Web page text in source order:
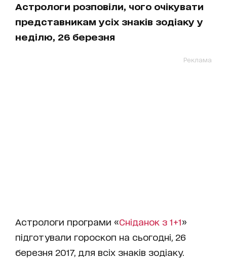
Астрологи розповіли, чого очікувати
представникам усіх знаків зодіаку у
неділю, 26 березня
Реклама
Астрологи програми «Сніданок з 1+1»
підготували гороскоп на сьогодні, 26
березня 2017, для всіх знаків зодіаку.